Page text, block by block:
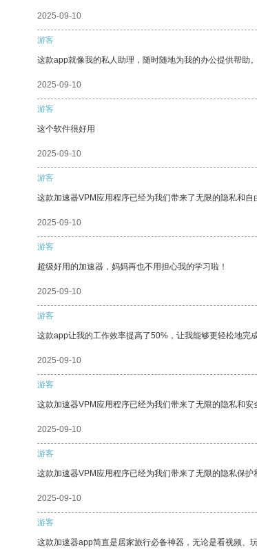
2025-09-10
游客
这款app就像我的私人助理，随时随地为我的办公提供帮助
2025-09-10
游客
这个软件很好用
2025-09-10
游客
这款加速器VPM应用程序已经为我们带来了无限的隐私和自
2025-09-10
游客
超级好用的加速器，妈妈再也不用担心我的学习啦！
2025-09-10
游客
这款app让我的工作效率提高了50%，让我能够更轻松地完
2025-09-10
游客
这款加速器VPM应用程序已经为我们带来了无限的隐私和安
2025-09-10
游客
这款加速器VPM应用程序已经为我们带来了无限的隐私保护
2025-09-10
游客
这款加速器app简直是居家旅行必备神器，无论是看视频、